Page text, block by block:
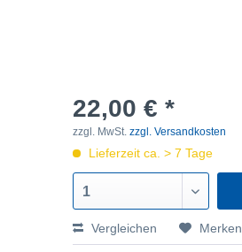
22,00 € *
zzgl. MwSt.zzgl. Versandkosten
Lieferzeit ca. > 7 Tage
1
Vergleichen Merken